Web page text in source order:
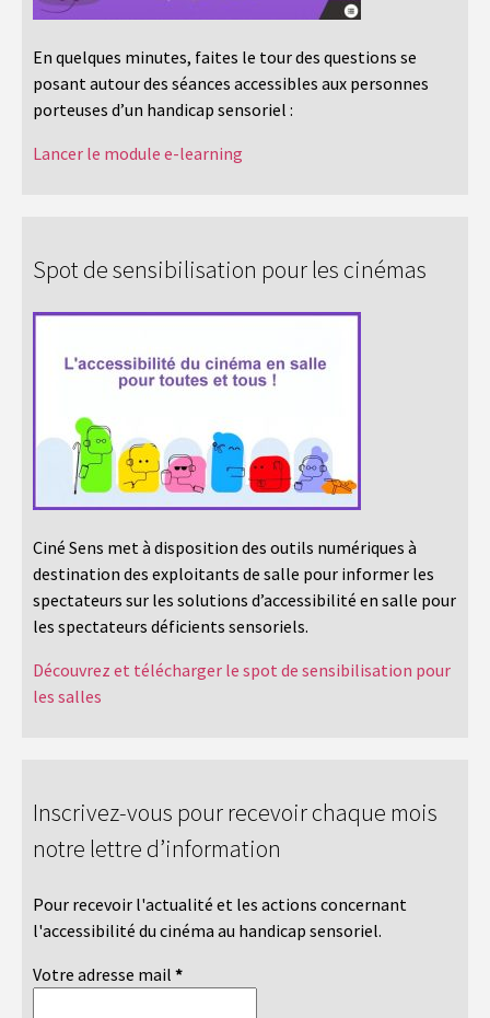
En quelques minutes, faites le tour des questions se
posant autour des séances accessibles aux personnes
porteuses d’un handicap sensoriel :
Lancer le module e-learning
Spot de sensibilisation pour les cinémas
Ciné Sens met à disposition des outils numériques à
destination des exploitants de salle pour informer les
spectateurs sur les solutions d’accessibilité en salle pour
les spectateurs déficients sensoriels.
Découvrez et télécharger le spot de sensibilisation pour
les salles
Inscrivez-vous pour recevoir chaque mois
notre lettre d’information
Pour recevoir l'actualité et les actions concernant
l'accessibilité du cinéma au handicap sensoriel.
Votre adresse mail *